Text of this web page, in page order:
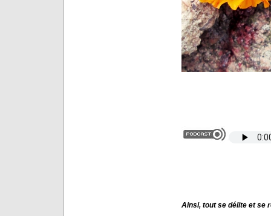
Ainsi, tout se délite et se